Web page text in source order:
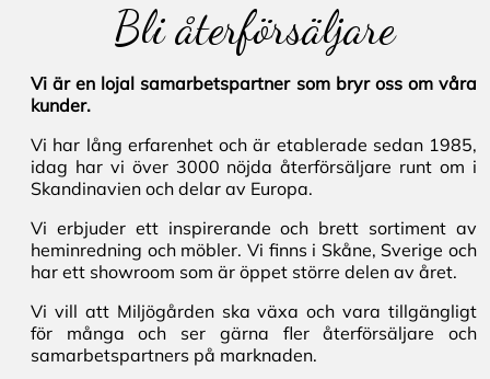
Bli återförsäljare
Vi är en lojal samarbetspartner som bryr oss om våra
kunder.
Vi har lång erfarenhet och är etablerade sedan 1985,
idag har vi över 3000 nöjda återförsäljare runt om i
Skandinavien och delar av Europa.
Vi erbjuder ett inspirerande och brett sortiment av
heminredning och möbler. Vi finns i Skåne, Sverige och
har ett showroom som är öppet större delen av året.
Vi vill att Miljögården ska växa och vara tillgängligt
för många och ser gärna fler återförsäljare och
samarbetspartners på marknaden.